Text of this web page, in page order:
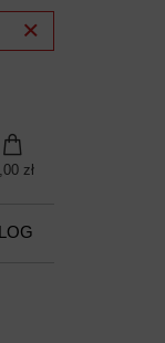
zł